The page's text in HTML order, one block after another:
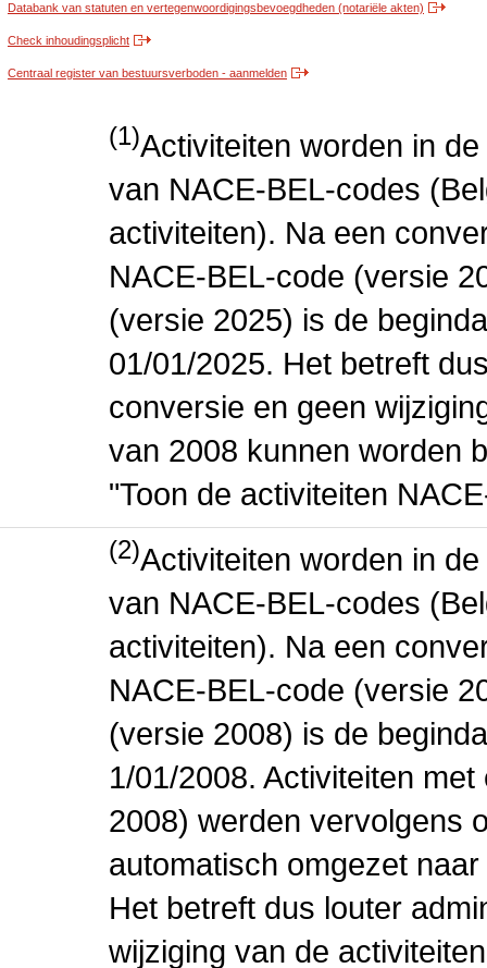
Databank van statuten en vertegenwoordigingsbevoegdheden (notariële akten)
Check inhoudingsplicht
Centraal register van bestuursverboden - aanmelden
(1)Activiteiten worden in
van NACE-BEL-codes
activiteiten). Na een
NACE-BEL-code (versie
(versie 2025) is de
01/01/2025. Het betreft
conversie en geen
van 2008 kunnen worden
"Toon de activiteiten
(2)Activiteiten worden in
van NACE-BEL-codes
activiteiten). Na een
NACE-BEL-code (versie
(versie 2008) is de
1/01/2008. Activiteiten
2008) werden vervolgens
automatisch omgezet
Het betreft dus louter
wijziging van de